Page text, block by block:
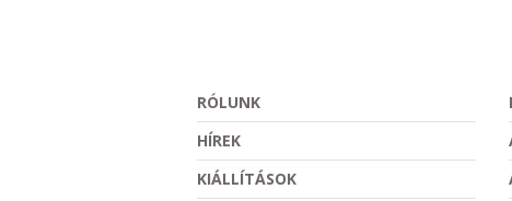
RÓLUNK
HÍREK
KIÁLLÍTÁSOK